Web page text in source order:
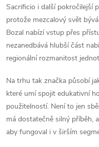
Sacrificio i další pokročilejší
protože mezcalový svět
Bozal nabízí vstup přes
nezanedbává hlubší část
regionální rozmanitost
Na trhu tak značka působí
které umí spojit edukativní
použitelností. Není to jen
má dostatečně silný příběh,
aby fungoval i v širším